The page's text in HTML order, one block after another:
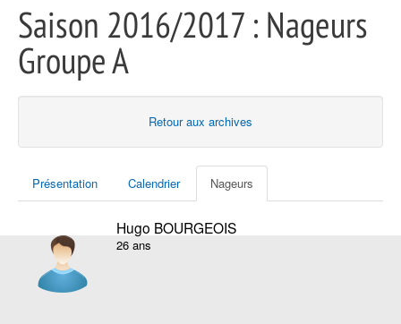
Saison 2016/2017 : Nageurs
Groupe A
Retour aux archives
Présentation Calendrier Nageurs
Hugo BOURGEOIS
26 ans